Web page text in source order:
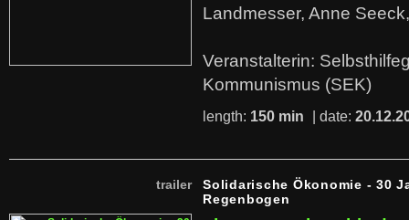
Landmesser, Anne
Veranstalterin:
Kommunismus (SEK)
length: 150 min | date:
trailer
Solidarische Ökonomie - 30
Regenbogen